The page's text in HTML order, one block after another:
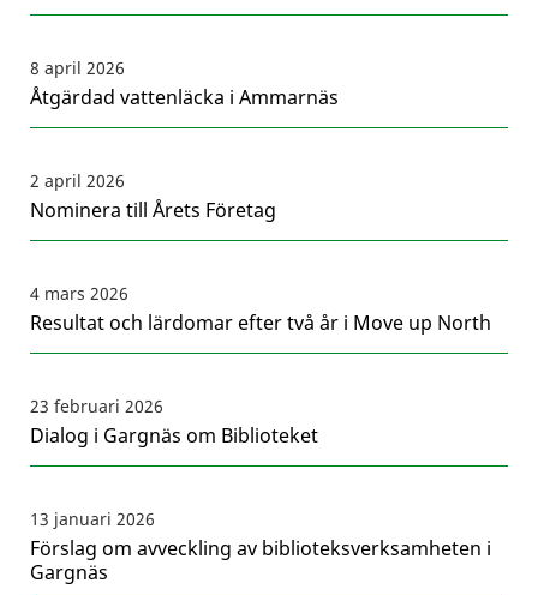
8 april 2026
Åtgärdad vattenläcka i Ammarnäs
2 april 2026
Nominera till Årets Företag
4 mars 2026
Resultat och lärdomar efter två år i Move up North
23 februari 2026
Dialog i Gargnäs om Biblioteket
13 januari 2026
Förslag om avveckling av biblioteksverksamheten i
Gargnäs